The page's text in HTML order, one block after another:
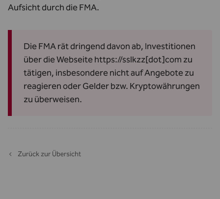
Aufsicht durch die FMA.
Die FMA rät dringend davon ab, Investitionen
über die Webseite https://sslkzz[dot]com zu
tätigen, insbesondere nicht auf Angebote zu
reagieren oder Gelder bzw. Kryptowährungen
zu überweisen.
Zurück zur Übersicht